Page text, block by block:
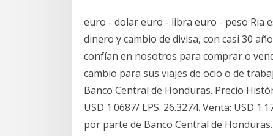
euro - dolar euro - libra euro - peso Ria
dinero y cambio de divisa, con casi 30
confían en nosotros para comprar o
cambio para sus viajes de ocio o de
Banco Central de Honduras. Precio
USD 1.0687/ LPS. 26.3274. Venta: USD
por parte de Banco Central de